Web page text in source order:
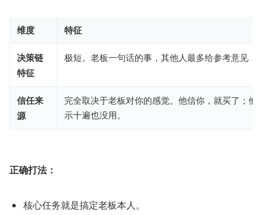
维度 特征
决策链
特征
极短。老板一句话的事，其他人最多给参考意见，
信任来
源
完全取决于老板对你的感觉。他信你，就买了；他
示十遍也没用。
正确打法：
核心任务就是搞定老板本人。